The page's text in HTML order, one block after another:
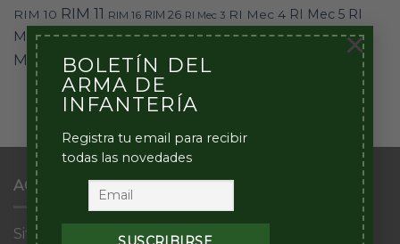
BOLETÍN DEL
ARMA DE
INFANTERÍA
Registra tu email para recibir
todas las novedades
×
RIM 10 RIM 11 RIM 16 RIM 26 RI Mec 3 RI Mec 4 RI Mec 5 RI
Mec 6 RI Mec 7 RI Mec 8 RI Mec 12 RI Mec 25 RI Mec 35 RI
Mte 9
RI Mte 28 RI Mte 29 RI Mte 30
ACERCA DE ESTE SITIO
Sitio Web del Arma de Infantería del Ejército